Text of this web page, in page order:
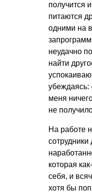
получится
питаются
одними на
неудачно
найти
убеждаясь:
меня
не
На работе
сотрудники
которая
себя, и
хотя бы